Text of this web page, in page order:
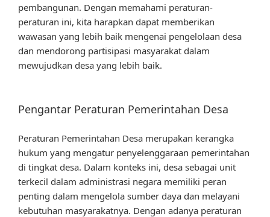
pembangunan. Dengan memahami peraturan-
peraturan ini, kita harapkan dapat memberikan
wawasan yang lebih baik mengenai pengelolaan desa
dan mendorong partisipasi masyarakat dalam
mewujudkan desa yang lebih baik.
Pengantar Peraturan Pemerintahan Desa
Peraturan Pemerintahan Desa merupakan kerangka
hukum yang mengatur penyelenggaraan pemerintahan
di tingkat desa. Dalam konteks ini, desa sebagai unit
terkecil dalam administrasi negara memiliki peran
penting dalam mengelola sumber daya dan melayani
kebutuhan masyarakatnya. Dengan adanya peraturan